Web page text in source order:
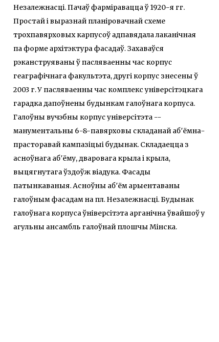
Незалежнасці. Пачаў фарміравацца ў 1920-я гг.
Простай і выразнай планіровачнай схеме
трохпавярховых карпусоў адпавядала лаканічная
па форме архітэктура фасадаў. Захаваўся
рэканструяваны ў пасляваенны час корпус
геаграфічнага факультэта, другі корпус знесены ў
2003 г. У пасляваенны час комплекс універсітэцкага
гарадка дапоўнены будынкам галоўнага корпуса.
Галоўны вучэбны корпус універсітэта --
манументальны 6-8-павярховы складанай аб'ёмна-
прасторавай кампазіцыі будынак. Складаецца з
асноўнага аб'ёму, дваровага крыла і крыла,
выцягнутага ўздоўж віадука. Фасады
патынкаваныя. Асноўны аб'ём арыентаваны
галоўным фасадам на пл. Незалежнасці. Будынак
галоўнага корпуса ўніверсітэта арганічна ўвайшоў у
агульны ансамбль галоўнай плошчы Мінска.